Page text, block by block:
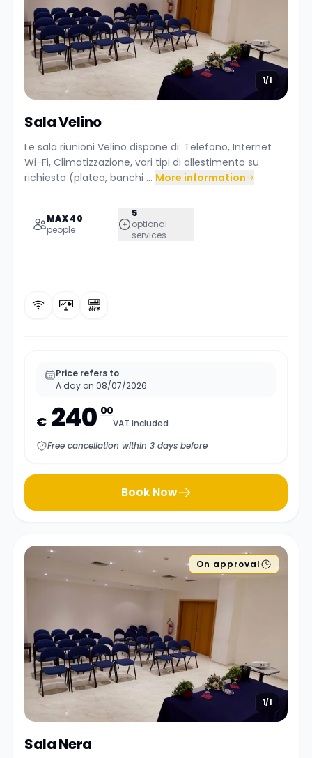
1/1
Sala Velino
Le sala riunioni Velino dispone di: Telefono, Internet
Wi-Fi, Climatizzazione, vari tipi di allestimento su
richiesta (platea, banchi ... More information
MAX 40
people
5
optional
services
Price refers to
A day on 08/07/2026
€ 240 00
VAT included
Free cancellation within 3 days before
Book Now
On approval
1/1
Sala Nera